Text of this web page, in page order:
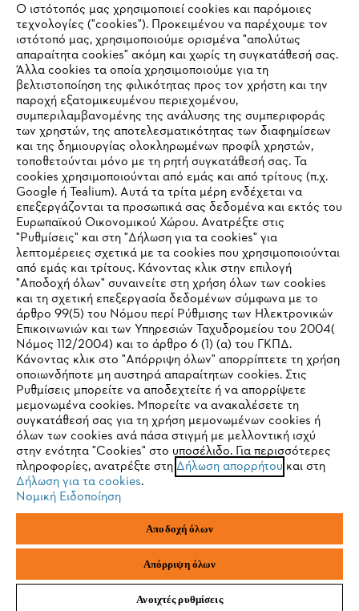
#STIHL
Εταιρεία
STIHL Συχνές ερωτήσεις
Service
Πολιτική απορρήτου Νομικό κείμενο Cookies
Νομικές πληροφορίες
ANDREAS STIHL ΜΟΝΟΠΡΟΣΩΠΗ Α.Ε.
ΥΠΟΚΑΤΑΣΤΗΜΑ ΚΥΠΡΟΥ
ΑΓ. ΑΝΔΡΕΟΥ 51 ΠΑΛΛΟΥΡΙΩΤΙΣΣΑ
1041 ΛΕΥΚΩΣΙΑ
IHR BROWSER WIRD NICHT
UNTERSTÜTZT
Sie nutzen einen Browser, den wir noch nicht unterstützen. Für
eine optimale Nutzung unserer Seite empfehlen wir Ihnen, zu
einem der folgenden Browser zu wechseln:
Firefox Chrome
Ο ιστότοπός μας χρησιμοποιεί cookies και παρόμοιες
τεχνολογίες ("cookies"). Προκειμένου να παρέχουμε τον
ιστότοπό μας, χρησιμοποιούμε ορισμένα "απολύτως
απαραίτητα cookies" ακόμη και χωρίς τη συγκατάθεσή σας.
Άλλα cookies τα οποία χρησιμοποιούμε για τη
βελτιστοποίηση της φιλικότητας προς τον χρήστη και την
παροχή εξατομικευμένου περιεχομένου,
συμπεριλαμβανομένης της ανάλυσης της συμπεριφοράς
των χρηστών, της αποτελεσματικότητας των διαφημίσεων
και της δημιουργίας ολοκληρωμένων προφίλ χρηστών,
τοποθετούνται μόνο με τη ρητή συγκατάθεσή σας. Τα
cookies χρησιμοποιούνται από εμάς και από τρίτους (π.χ.
Google ή Tealium). Αυτά τα τρίτα μέρη ενδέχεται να
επεξεργάζονται τα προσωπικά σας δεδομένα και εκτός του
Ευρωπαϊκού Οικονομικού Χώρου. Ανατρέξτε στις
"Ρυθμίσεις" και στη "Δήλωση για τα cookies" για
λεπτομέρειες σχετικά με τα cookies που χρησιμοποιούνται
από εμάς και τρίτους. Κάνοντας κλικ στην επιλογή
"Αποδοχή όλων" συναινείτε στη χρήση όλων των cookies
και τη σχετική επεξεργασία δεδομένων σύμφωνα με το
άρθρο 99(5) του Νόμου περί Ρύθμισης των Ηλεκτρονικών
Επικοινωνιών και των Υπηρεσιών Ταχυδρομείου του 2004(
Νόμος 112/2004) και το άρθρο 6 (1) (α) του ΓΚΠΔ.
Κάνοντας κλικ στο "Απόρριψη όλων" απορρίπτετε τη χρήση
οποιωνδήποτε μη αυστηρά απαραίτητων cookies. Στις
Ρυθμίσεις μπορείτε να αποδεχτείτε ή να απορρίψετε
μεμονωμένα cookies. Μπορείτε να ανακαλέσετε τη
συγκατάθεσή σας για τη χρήση μεμονωμένων cookies ή
όλων των cookies ανά πάσα στιγμή με μελλοντική ισχύ
στην ενότητα "Cookies" στο υποσέλιδο. Για περισσότερες
πληροφορίες, ανατρέξτε στηΔήλωση απορρήτου και στη
Δήλωση για τα cookies.
Νομική Ειδοποίηση
Αποδοχή όλων
Απόρριψη όλων
Ανοιχτές ρυθμίσεις